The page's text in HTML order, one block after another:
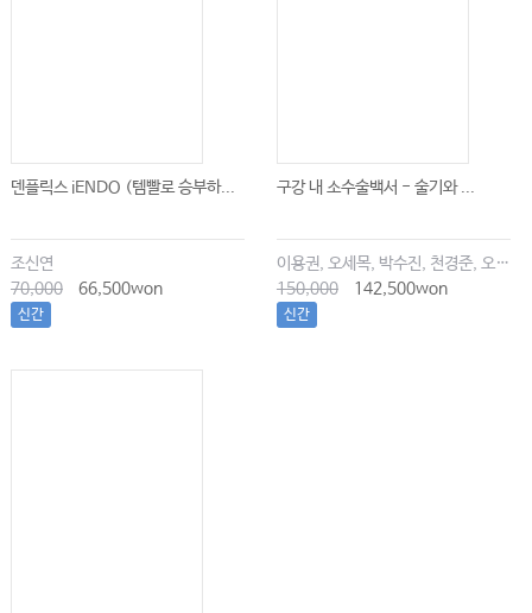
덴플릭스 iENDO (템빨로 승부하...
조신연
70,000
66,500won
신간
구강 내 소수술백서 - 술기와 ...
이용권, 오세목, 박수진, 천경준, 오한솔
150,000
142,500won
신간